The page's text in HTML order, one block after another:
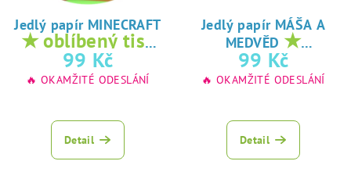
Jedlý papír MINECRAFT
★ oblíbený tisk
na jedlý papír
99 Kč
🔥 OKAMŽITÉ ODESLÁNÍ
Detail
Jedlý papír MÁŠA A
MEDVĚD ★
oblíbený tisk na
jedlý papír
99 Kč
🔥 OKAMŽITÉ ODESLÁNÍ
Detail